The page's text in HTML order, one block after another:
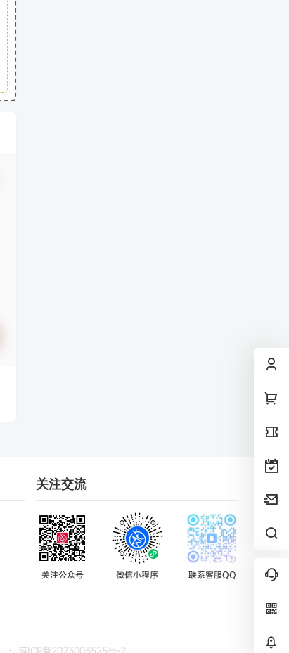
关注交流
关注公众号 微信小程序 联系客服QQ
・ 琼ICP备2023003525号-2